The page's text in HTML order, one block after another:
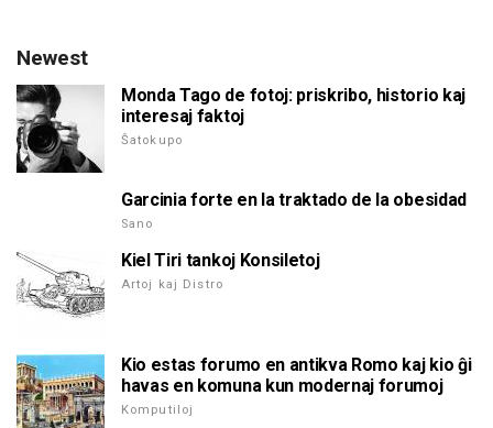
Newest
Monda Tago de fotoj: priskribo, historio kaj
interesaj faktoj
Ŝatokupo
Garcinia forte en la traktado de la obesidad
Sano
Kiel Tiri tankoj Konsiletoj
Artoj kaj Distro
Kio estas forumo en antikva Romo kaj kio ĝi
havas en komuna kun modernaj forumoj
Komputiloj